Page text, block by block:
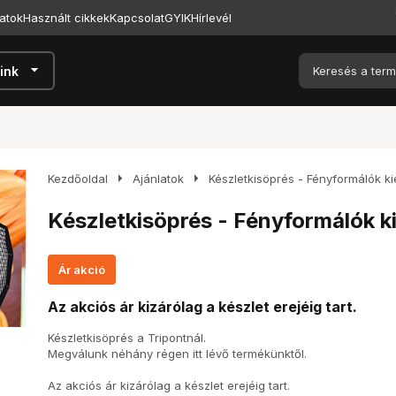
Használt cikkekKapcsolatGYIKHírlevél
arrow_drop_down
Kezdőoldal arrow_right Ajánlatok arrow_right Készletkisöprés - Fényformálók
Készletkisöprés - Fényformálók
Ár akció
Az akciós ár kizárólag a készlet erejéig tart.
Készletkisöprés a Tripontnál.
Megválunk néhány régen itt lévő termékünktől.
Az akciós ár kizárólag a készlet erejéig tart.